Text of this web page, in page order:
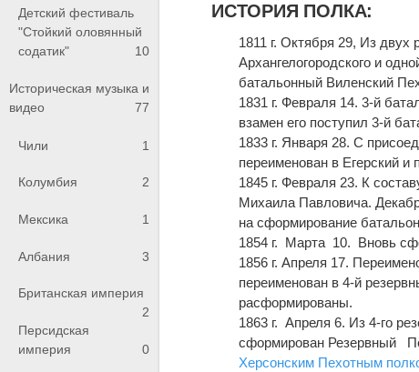
Детский фестиваль
"Стойкий оловянный
содатик"
10
Историческая музыка и
видео
77
Чили 1
Колумбия 2
Мексика 1
Албания 3
Британская империя
2
Персидская
империя
0
ИСТОРИЯ ПОЛКА:
1811 г. Октября 29, Из двух
Архангелогородского и
батальонный Виленский
1831 г. Февраля 14. 3-й
взамен его поступил 3-й
1833 г. Января 28. С
переименован в Егерский и
1845 г. Февраля 23. К
Михаила Павловича.
на сформирование
1854 г. Марта 10. Вновь
1856 г. Апреля 17.
переименован в 4-й
расформированы.
1863 г. Апреля 6. Из 4-го
сформирован Резервный
Херсонским Пехотным